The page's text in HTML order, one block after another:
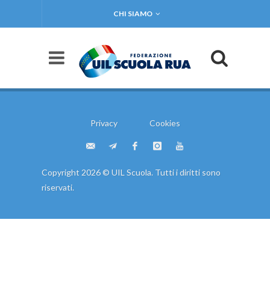
CHI SIAMO
Privacy Cookies
Copyright 2026 © UIL Scuola. Tutti i diritti sono
riservati.